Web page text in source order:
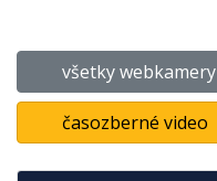
všetky webkamery
časozberné video